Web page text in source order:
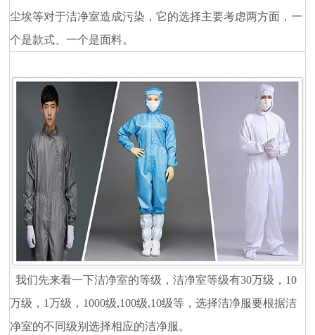
尘埃等对于洁净室造成污染，它的选择主要考虑两方面，一
个是款式、一个是面料。
我们先来看一下洁净室的等级，洁净室等级有30万级，10
万级，1万级，1000级,100级,10级等，选择洁净服要根据洁
净室的不同级别选择相应的洁净服。